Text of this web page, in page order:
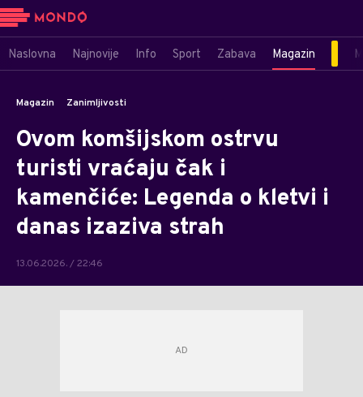
Naslovna Najnovije Info Sport Zabava Magazin
Magazin Zanimljivosti
Ovom komšijskom ostrvu
turisti vraćaju čak i
kamenčiće: Legenda o kletvi i
danas izaziva strah
13.06.2026. / 22:46